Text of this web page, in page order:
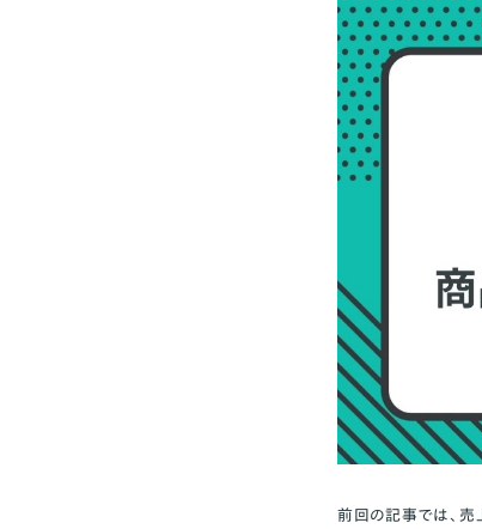
前回の記事では、売